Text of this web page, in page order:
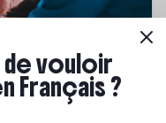
vouloir
Français ?